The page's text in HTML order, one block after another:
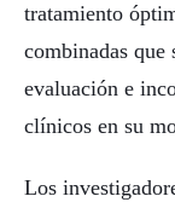
tratamiento
combinadas que
evaluación e
clínicos en su
Los